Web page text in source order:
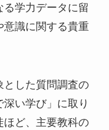
学力データに留
意識に関する貴重
とした質問調査の
い学び」に取り
ほど、主要教科の